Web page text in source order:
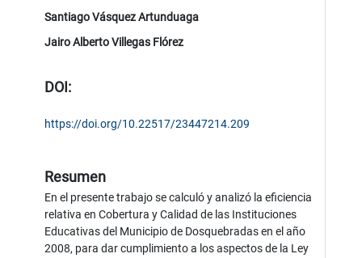
Santiago Vásquez Artunduaga
Jairo Alberto Villegas Flórez
DOI:
https://doi.org/10.22517/23447214.209
Resumen
En el presente trabajo se calculó y analizó la eficiencia
relativa en Cobertura y Calidad de las Instituciones
Educativas del Municipio de Dosquebradas en el año
2008, para dar cumplimiento a los aspectos de la Ley